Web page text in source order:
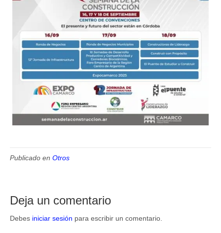
Publicado en Otros
Deja un comentario
Debes iniciar sesión para escribir un comentario.